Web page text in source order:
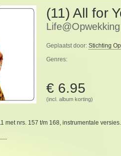
(11) All for
Life@Opwekking
Geplaatst door: Stichting
Genres:
€ 6.95
(incl. album korting)
met nrs. 157 t/m 168, instrumentale versies.